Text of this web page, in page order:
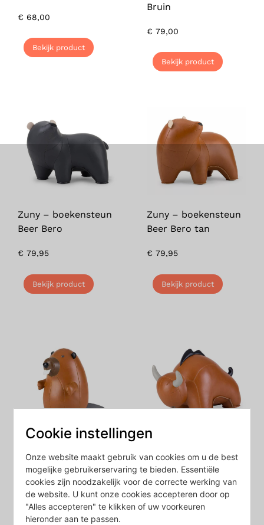
€ 68,00
Bekijk product
Bruin
€ 79,00
Bekijk product
Zuny – boekensteun
Beer Bero
€ 79,95
Bekijk product
Zuny – boekensteun
Beer Bero tan
€ 79,95
Bekijk product
72,95
Bekijk product
Bull Buloo
Cookie instellingen
Onze website maakt gebruik van cookies om u de best
mogelijke gebruikerservaring te bieden. Essentiële
cookies zijn noodzakelijk voor de correcte werking van
de website. U kunt onze cookies accepteren door op
"Alles accepteren" te klikken of uw voorkeuren
hieronder aan te passen.